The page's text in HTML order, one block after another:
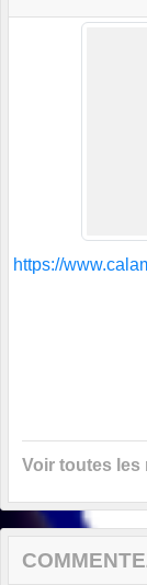
https://
Voir toutes les